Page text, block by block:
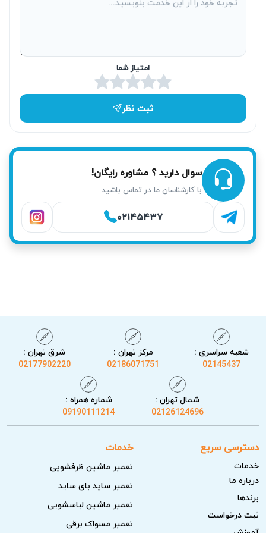
خطر برای سلامت، کیفیت یا ایمنی
نشت آب یا جریان الکتریکی غیر ایمن شود و سلامت خانوار را به
خطر بیندازد. همچنین کیفیت شستشو کاهش یافته و سلامت
ظروف و مواد غذایی تأمین نمی‌شود. خدمات تخصصی آریابهکار با
رعایت استانداردهای ایمنی، خطر حادثه‌های احتمالی را به حداقل
می‌رساند.
مصرف انرژی بالاتر و قبوض سنگین‌تر
دستگاه‌های معیوب به دلیل کار مضاعف و تلاش برای رسیدن به
دمای مورد نیاز برق بیشتری مصرف می‌کنند. این مسئله باعث
بالا رفتن هزینه مصرف انرژی و افزایش قبض‌های برق می‌شود.
تعمیر ماشین ظرفشویی توربو در منزل توسط تعمیرکاران
حرفه‌ای آریابهکار، این مشکل را حل کرده تا دستگاه بهینه و به
برق‌گرفتگی، آتش‌سوزی یا خطرات جدی دیگر شود. بهره‌مندی از
خدمات تعمیر ماشین ظرفشویی توربو در محل توسط متخصصان
آریابهکار این ریسک‌ها را به حداقل رسانده و ایمنی خانواده و
محیط را تضمین می‌کند.
امتیاز شما
ثبت نظر
سوال دارید ؟ مشاوره رایگان!
با کارشناسان ما در تماس باشید
۰۲۱۴۵۴۳۷
شعبه سراسری :
02145437
مرکز تهران :
02186071751
شرق تهران :
02177902220
شمال تهران :
02126124696
شماره همراه :
09190111214
دسترسی سریع
خدمات
درباره ما
برندها
ثبت درخواست
خدمات
تعمیر ماشین ظرفشویی
تعمیر ساید بای ساید
تعمیر ماشین لباسشویی
تعمیر مسواک برقی